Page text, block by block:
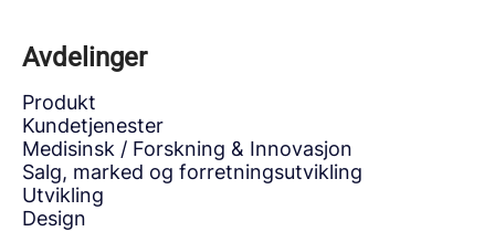
Avdelinger
Produkt
Kundetjenester
Medisinsk / Forskning & Innovasjon
Salg, marked og forretningsutvikling
Utvikling
Design